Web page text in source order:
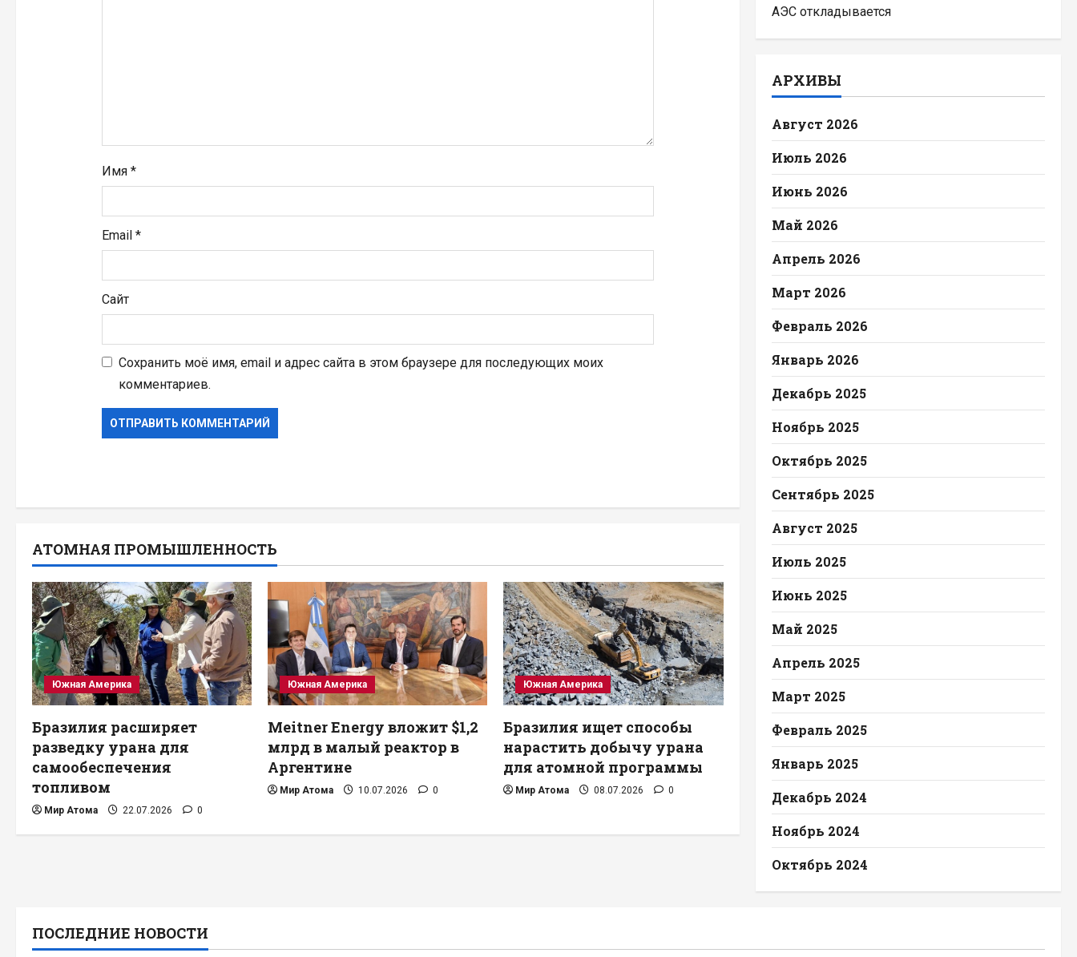
я
м
Имя *
Email *
Сайт
Сохранить моё имя, email и адрес сайта в этом браузере для последующих моих
комментариев.
АТОМНАЯ ПРОМЫШЛЕННОСТЬ
Южная Америка
Бразилия расширяет
разведку урана для
самообеспечения
топливом
Мир Атома 22.07.2026 0
Южная Америка
Meitner Energy вложит $1,2
млрд в малый реактор в
Аргентине
Мир Атома 10.07.2026 0
Южная Америка
Бразилия ищет способы
нарастить добычу урана
для атомной программы
Мир Атома 08.07.2026 0
АЭС откладывается
АРХИВЫ
Август 2026
Июль 2026
Июнь 2026
Май 2026
Апрель 2026
Март 2026
Февраль 2026
Январь 2026
Декабрь 2025
Ноябрь 2025
Октябрь 2025
Сентябрь 2025
Август 2025
Июль 2025
Июнь 2025
Май 2025
Апрель 2025
Март 2025
Февраль 2025
Январь 2025
Декабрь 2024
Ноябрь 2024
Октябрь 2024
ПОСЛЕДНИЕ НОВОСТИ